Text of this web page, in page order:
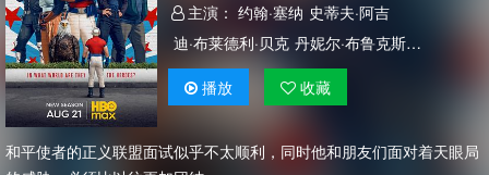
主演： 约翰·塞纳 史蒂夫·阿吉
迪·布莱德利·贝克 丹妮尔·布鲁克斯
詹尼佛·霍兰德 弗兰克·格里罗
迈克尔·鲁克
内森·菲利安 大卫·丹曼
恩胡特·黎 阿妮萨·马特洛克 蒂姆·麦道斯
播放 收藏
和平使者的正义联盟面试似乎不太顺利，同时他和朋友们面对着天眼局